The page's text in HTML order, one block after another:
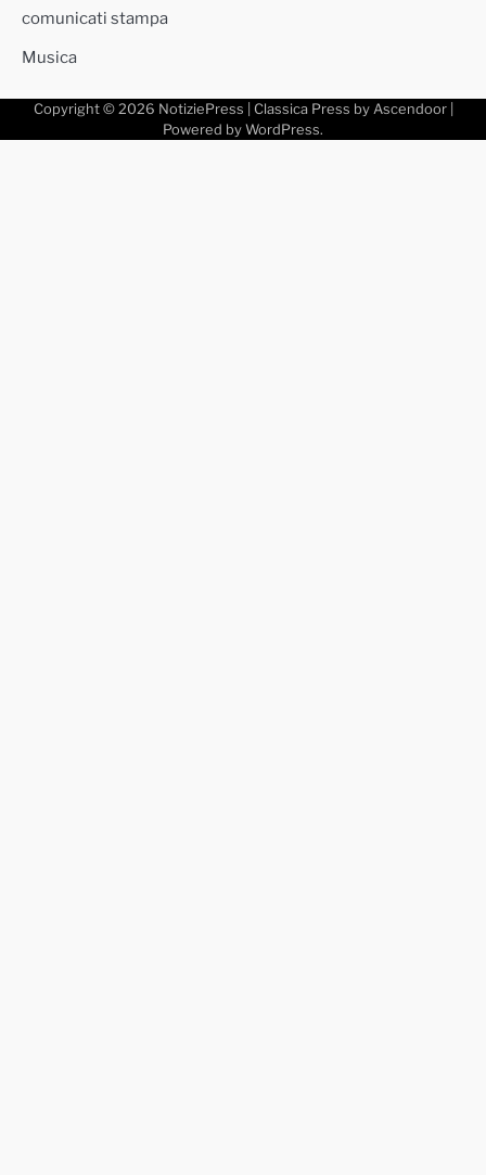
comunicati stampa
Musica
Copyright © 2026 NotiziePress | Classica Press by Ascendoor|
Powered by WordPress.